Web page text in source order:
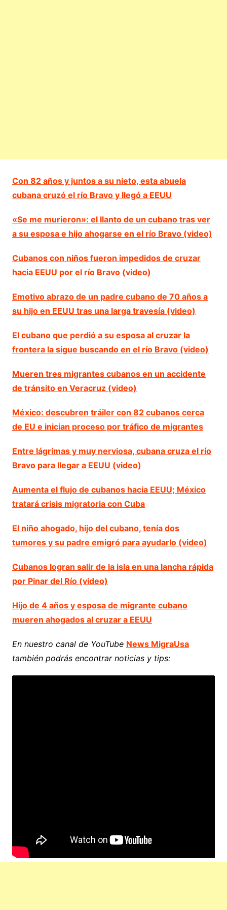
Con 82 años y juntos a su nieto, esta abuela
cubana cruzó el río Bravo y llegó a EEUU
«Se me murieron»: el llanto de un cubano tras ver
a su esposa e hijo ahogarse en el río Bravo (video)
Cubanos con niños fueron impedidos de cruzar
hacia EEUU por el río Bravo (video)
Emotivo abrazo de un padre cubano de 70 años a
su hijo en EEUU tras una larga travesía (video)
El cubano que perdió a su esposa al cruzar la
frontera la sigue buscando en el río Bravo (video)
Mueren tres migrantes cubanos en un accidente
de tránsito en Veracruz (video)
México: descubren tráiler con 82 cubanos cerca
de EU e inician proceso por tráfico de migrantes
Entre lágrimas y muy nerviosa, cubana cruza el río
Bravo para llegar a EEUU (video)
Aumenta el flujo de cubanos hacia EEUU; México
tratará crisis migratoria con Cuba
El niño ahogado, hijo del cubano, tenía dos
tumores y su padre emigró para ayudarlo (video)
Cubanos logran salir de la isla en una lancha rápida
por Pinar del Río (video)
Hijo de 4 años y esposa de migrante cubano
mueren ahogados al cruzar a EEUU
En nuestro canal de YouTube News MigraUsa
también podrás encontrar noticias y tips: